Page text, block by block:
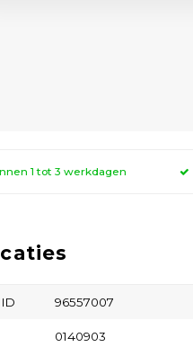
1 tot 3 werkdagen
96557007
0140903